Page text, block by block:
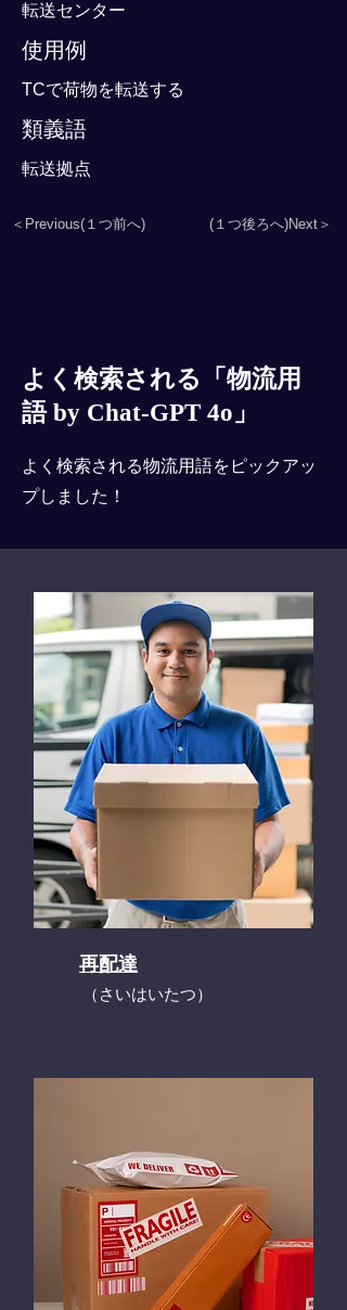
転送センター
使用例
TCで荷物を転送する
類義語
転送拠点
＜Previous(１つ前へ) (１つ後ろへ)Next＞
よく検索される「物流用
語 by Chat-GPT 4o」
よく検索される物流用語をピックアッ
プしました！
再配達
​（さいはいたつ）